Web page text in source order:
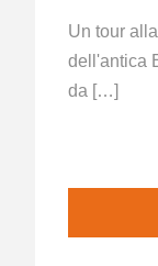
Un tour
dell'antica
da […]